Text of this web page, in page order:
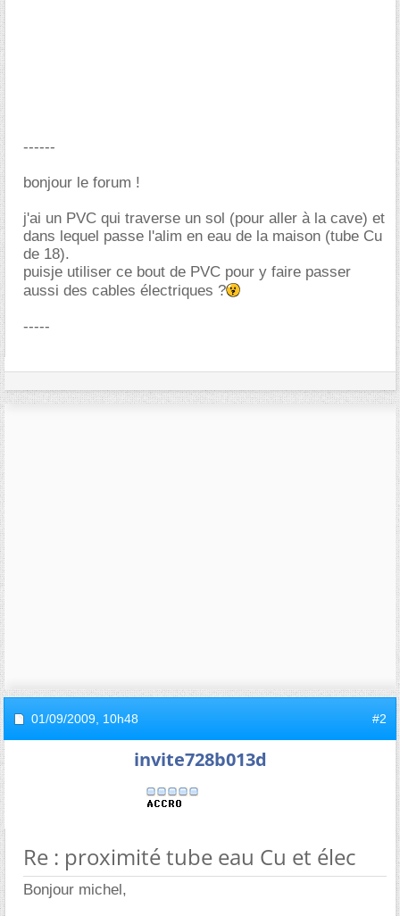
------
bonjour le forum !
j'ai un PVC qui traverse un sol (pour aller à la cave) et
dans lequel passe l'alim en eau de la maison (tube Cu
de 18).
puisje utiliser ce bout de PVC pour y faire passer
aussi des cables électriques ?
-----
01/09/2009, 10h48 #2
invite728b013d
Re : proximité tube eau Cu et élec
Bonjour michel,